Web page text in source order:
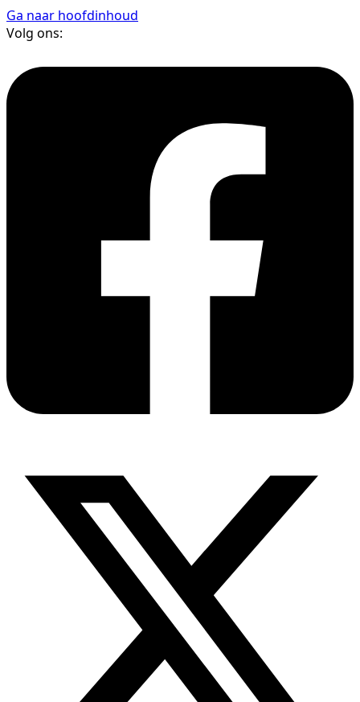
Ga naar hoofdinhoud
Volg ons: